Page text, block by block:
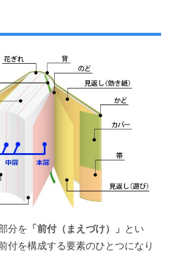
分を 「前付（まえづけ）」
とい
付を構成する要素のひとつになり